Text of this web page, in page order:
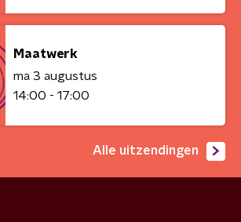
Maatwerk
ma 3 augustus
14:00 - 17:00
Alle uitzendingen